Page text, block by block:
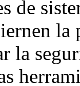
de
la